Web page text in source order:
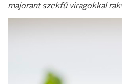
majorant szekfű viragokkal